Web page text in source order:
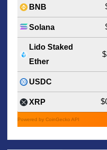
BNB
Solana
Lido Staked
Ether
USDC
XRP
Powered by CoinGecko API